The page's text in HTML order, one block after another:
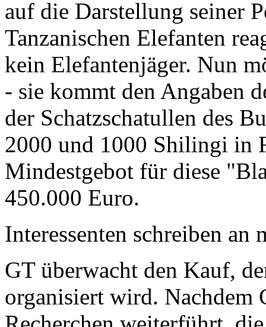
auf die Darstellung seiner
Tanzanischen Elefanten
kein Elefantenjäger. Nun
- sie kommt den Angaben
der Schatzschatullen des
2000 und 1000 Shilingi in
Mindestgebot für diese
450.000 Euro.
Interessenten schreiben
GT überwacht den Kauf,
organisiert wird. Nachdem